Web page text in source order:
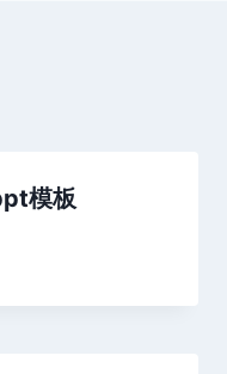
模板